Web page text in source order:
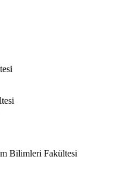
Bilimleri Fakültesi